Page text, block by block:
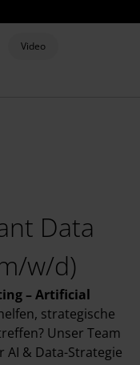
Video
Data
w/d)
– Artificial
strategische
Unser Team
& Data-Strategie